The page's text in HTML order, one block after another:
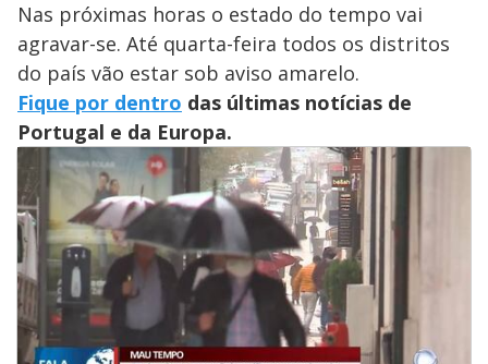
Nas próximas horas o estado do tempo vai
agravar-se. Até quarta-feira todos os distritos
do país vão estar sob aviso amarelo.
Fique por dentro das últimas notícias de
Portugal e da Europa.